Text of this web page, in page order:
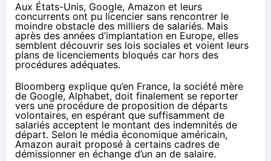
Aux États-Unis, Google, Amazon et leurs
concurrents ont pu licencier sans rencontrer le
moindre obstacle des milliers de salariés. Mais
après des années d’implantation en Europe, elles
semblent découvrir ses lois sociales et voient leurs
plans de licenciements bloqués car hors des
procédures adéquates.
Bloomberg explique qu’en France, la société mère
de Google, Alphabet, doit finalement se reporter
vers une procédure de proposition de départs
volontaires, en espérant que suffisamment de
salariés acceptent le montant des indemnités de
départ. Selon le média économique américain,
Amazon aurait proposé à certains cadres de
démissionner en échange d’un an de salaire.